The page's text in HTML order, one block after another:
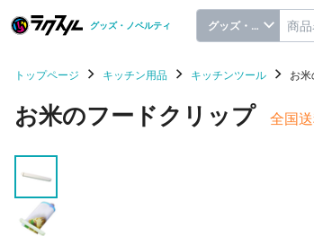
グッズ・ノベルティ グッズ・ノベルティ
トップページ キッチン用品 キッチンツール お
お米のフードクリップ 全国